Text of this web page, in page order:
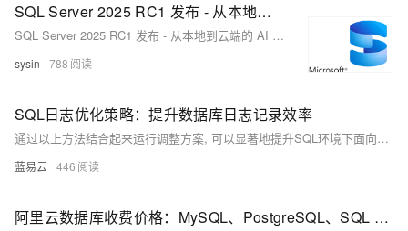
SQL Server 2025 RC1 发布 - 从本地到云端的 AI 就绪企业数据库
SQL Server 2025 RC1 发布 - 从本地到云端的 AI 就绪企业数据库
sysin 788
SQL日志优化策略：提升数据库日志记录效率
通过以上方法结合起来运行调整方案, 可以显著地提升SQL环境下面向各种搜索引擎服务平台所需要满足标准条件下之数据库登记作业流程综合表现; 同时还能确保系统稳健运行并满越用户体验预期目标.
蓝易云 446
阿里云数据库收费价格：MySQL、PostgreSQL、SQL Server和MariaDB引擎费用整理